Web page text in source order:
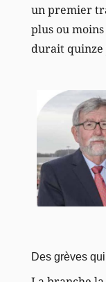
un premier
plus ou
durait quinze
Des grèves